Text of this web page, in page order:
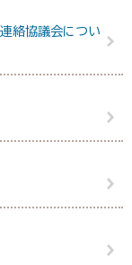
絡協議会につい